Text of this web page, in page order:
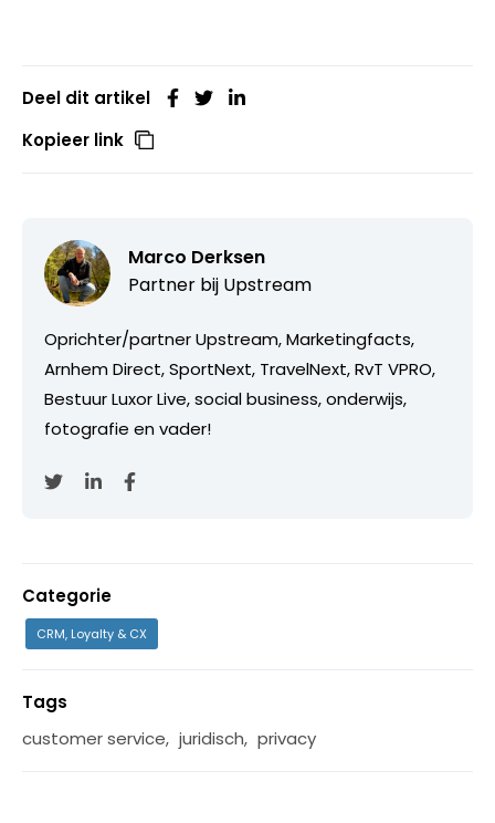
Deel dit artikel
Kopieer link
Marco Derksen
Partner bij Upstream
Oprichter/partner Upstream, Marketingfacts,
Arnhem Direct, SportNext, TravelNext, RvT VPRO,
Bestuur Luxor Live, social business, onderwijs,
fotografie en vader!
Categorie
CRM, Loyalty & CX
Tags
customer service, juridisch, privacy